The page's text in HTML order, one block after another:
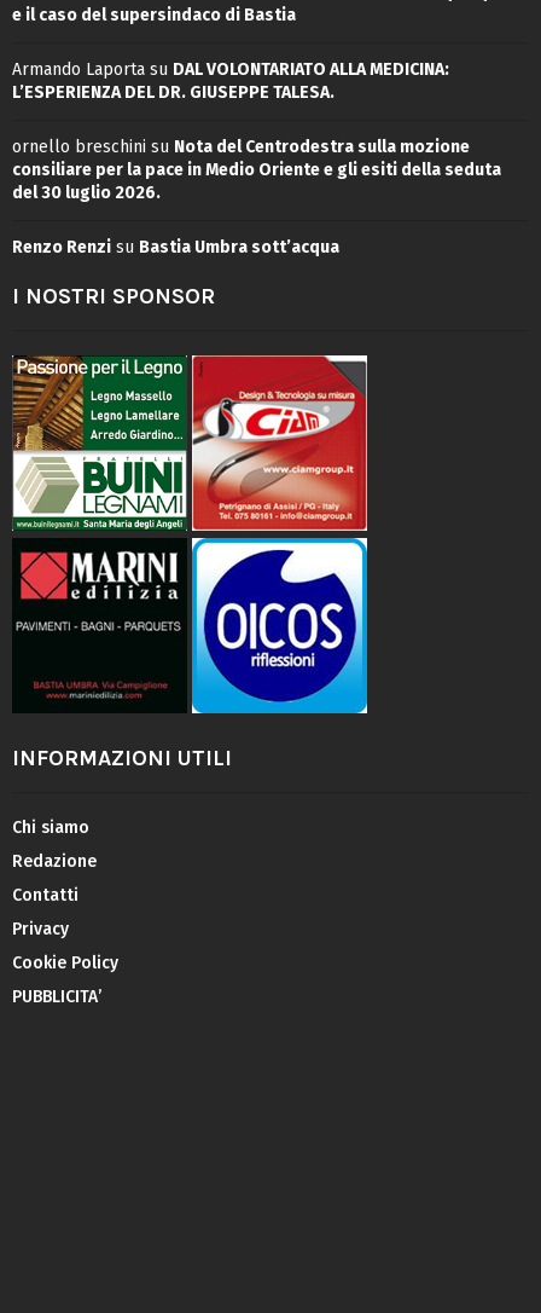
e il caso del supersindaco di Bastia
Armando Laporta su DAL VOLONTARIATO ALLA MEDICINA:
L’ESPERIENZA DEL DR. GIUSEPPE TALESA.
ornello breschini su Nota del Centrodestra sulla mozione
consiliare per la pace in Medio Oriente e gli esiti della seduta
del 30 luglio 2026.
Renzo Renzi su Bastia Umbra sott’acqua
I NOSTRI SPONSOR
INFORMAZIONI UTILI
Chi siamo
Redazione
Contatti
Privacy
Cookie Policy
PUBBLICITA’